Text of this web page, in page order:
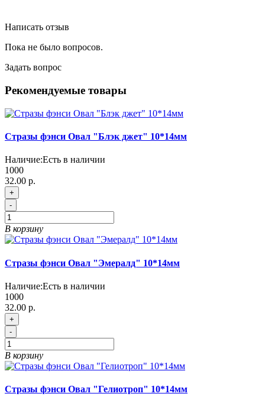
Написать отзыв
Пока не было вопросов.
Задать вопрос
Рекомендуемые товары
Стразы фэнси Овал "Блэк джет" 10*14мм
Наличие:Есть в наличии
1000
32.00 р.
+
-
В корзину
Стразы фэнси Овал "Эмералд" 10*14мм
Наличие:Есть в наличии
1000
32.00 р.
+
-
В корзину
Стразы фэнси Овал "Гелиотроп" 10*14мм